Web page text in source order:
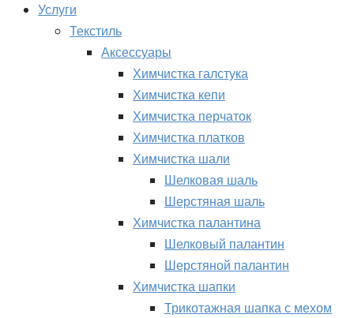
Услуги
Текстиль
Аксессуары
Химчистка галстука
Химчистка кепи
Химчистка перчаток
Химчистка платков
Химчистка шали
Шелковая шаль
Шерстяная шаль
Химчистка палантина
Шелковый палантин
Шерстяной палантин
Химчистка шапки
Трикотажная шапка с мехом